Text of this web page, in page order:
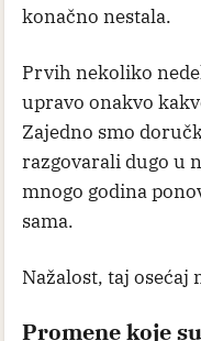
konačno nestala.
Prvih nekoliko
upravo onakvo
Zajedno smo
razgovarali dugo u
mnogo godina
sama.
Nažalost, taj osećaj
Promene koje